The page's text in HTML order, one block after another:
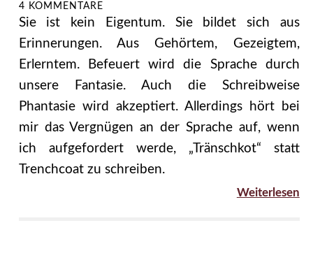
4 KOMMENTARE
Sie ist kein Eigentum. Sie bildet sich aus
Erinnerungen. Aus Gehörtem, Gezeigtem,
Erlerntem. Befeuert wird die Sprache durch
unsere Fantasie. Auch die Schreibweise
Phantasie wird akzeptiert. Allerdings hört bei
mir das Vergnügen an der Sprache auf, wenn
ich aufgefordert werde, „Tränschkot“ statt
Trenchcoat zu schreiben.
Weiterlesen